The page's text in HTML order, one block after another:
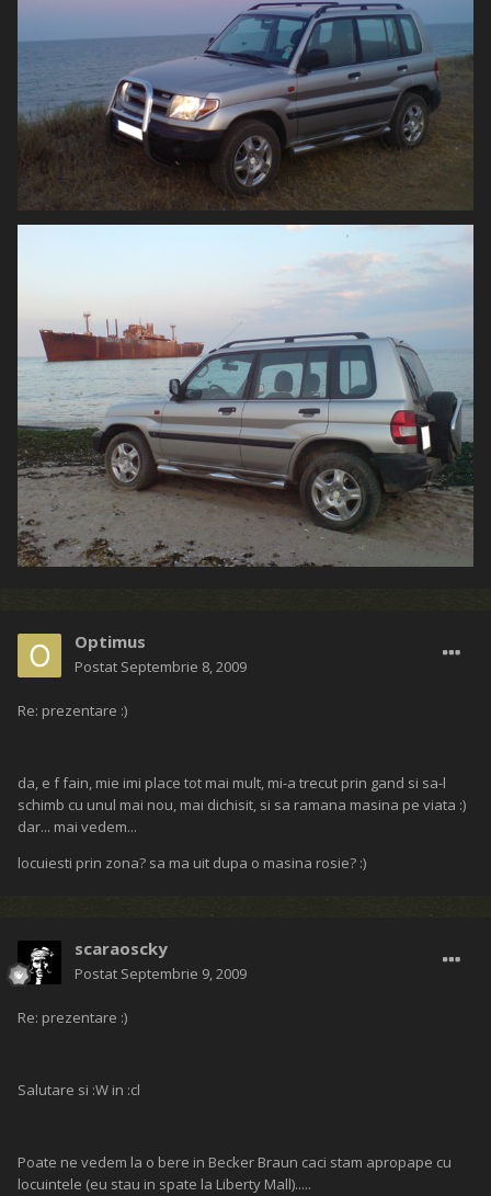
Optimus
Postat Septembrie 8, 2009
Re: prezentare :)
da, e f fain, mie imi place tot mai mult, mi-a trecut prin gand si sa-l
schimb cu unul mai nou, mai dichisit, si sa ramana masina pe viata :)
dar... mai vedem...
locuiesti prin zona? sa ma uit dupa o masina rosie? :)
scaraoscky
Postat Septembrie 9, 2009
Re: prezentare :)
Salutare si :W in :cl
Poate ne vedem la o bere in Becker Braun caci stam apropape cu
locuintele (eu stau in spate la Liberty Mall).....